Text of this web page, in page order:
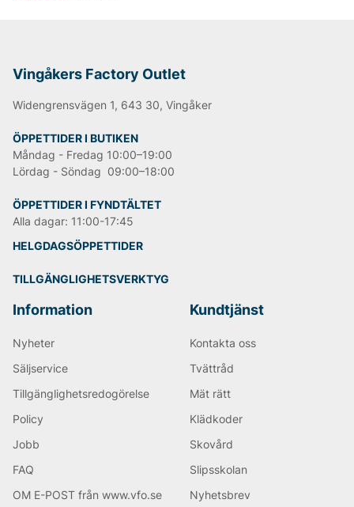
Vingåkers Factory Outlet
Widengrensvägen 1, 643 30, Vingåker
ÖPPETTIDER I BUTIKEN
Måndag - Fredag 10:00–19:00
Lördag - Söndag 09:00–18:00
ÖPPETTIDER I FYNDTÄLTET
Alla dagar: 11:00-17:45
HELGDAGSÖPPETTIDER
TILLGÄNGLIGHETSVERKTYG
Information
Nyheter
Säljservice
Tillgänglighetsredogörelse
Policy
Jobb
FAQ
OM E-POST från www.vfo.se
Kundtjänst
Kontakta oss
Tvättråd
Mät rätt
Klädkoder
Skovård
Slipsskolan
Nyhetsbrev